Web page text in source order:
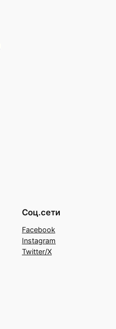
Соц.сети
Facebook
Instagram
Twitter/X